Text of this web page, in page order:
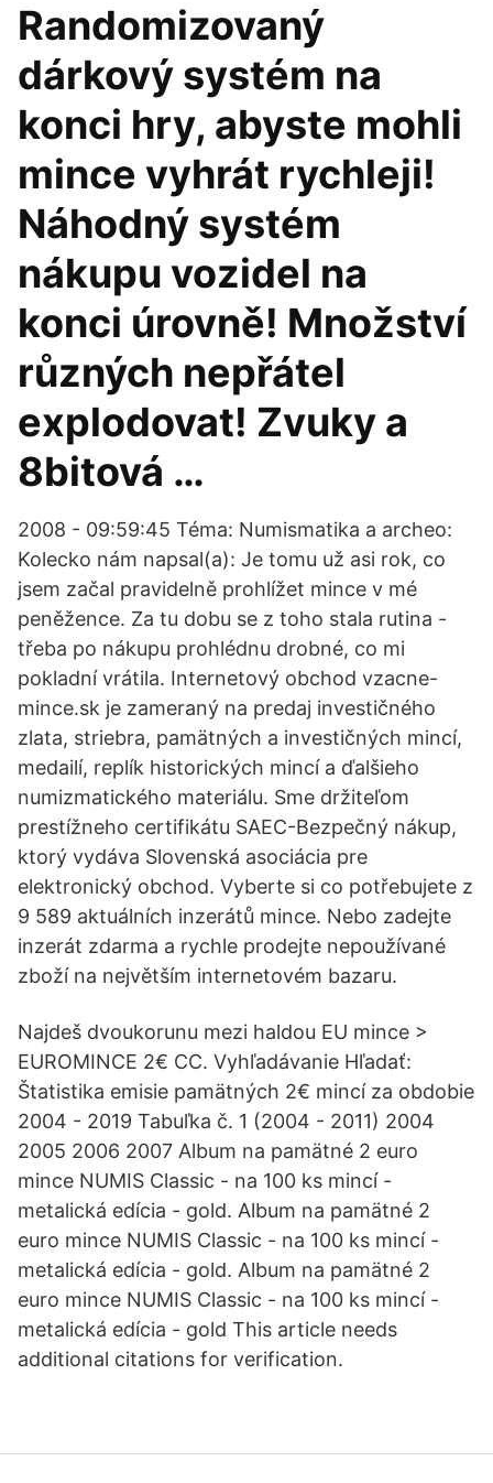
Randomizovaný
dárkový systém na
konci hry, abyste mohli
mince vyhrát rychleji!
Náhodný systém
nákupu vozidel na
konci úrovně! Množství
různých nepřátel
explodovat! Zvuky a
8bitová …
2008 - 09:59:45 Téma: Numismatika a archeo:
Kolecko nám napsal(a): Je tomu už asi rok, co
jsem začal pravidelně prohlížet mince v mé
peněžence. Za tu dobu se z toho stala rutina -
třeba po nákupu prohlédnu drobné, co mi
pokladní vrátila. Internetový obchod vzacne-
mince.sk je zameraný na predaj investičného
zlata, striebra, pamätných a investičných mincí,
medailí, replík historických mincí a ďalšieho
numizmatického materiálu. Sme držiteľom
prestížneho certifikátu SAEC-Bezpečný nákup,
ktorý vydáva Slovenská asociácia pre
elektronický obchod. Vyberte si co potřebujete z
9 589 aktuálních inzerátů mince. Nebo zadejte
inzerát zdarma a rychle prodejte nepoužívané
zboží na největším internetovém bazaru.
Najdeš dvoukorunu mezi haldou EU mince >
EUROMINCE 2€ CC. Vyhľadávanie Hľadať:
Štatistika emisie pamätných 2€ mincí za obdobie
2004 - 2019 Tabuľka č. 1 (2004 - 2011) 2004
2005 2006 2007 Album na pamätné 2 euro
mince NUMIS Classic - na 100 ks mincí -
metalická edícia - gold. Album na pamätné 2
euro mince NUMIS Classic - na 100 ks mincí -
metalická edícia - gold. Album na pamätné 2
euro mince NUMIS Classic - na 100 ks mincí -
metalická edícia - gold This article needs
additional citations for verification.